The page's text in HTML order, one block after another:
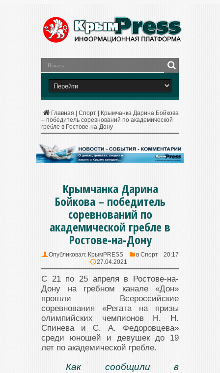
Главная Спорт
Крымчанка Дарина Бойкова
– победитель соревнований по академической
гребле в Ростове-на-Дону
Крымчанка Дарина
Бойкова – победитель
соревнований по
академической гребле в
Ростове-на-Дону
Опубликовал: КрымPRESS в Спорт
20:17
27.04.2021
С 21 по 25 апреля в Ростове-на-
Дону на гребном канале «Дон»
прошли Всероссийские
соревнования «Регата на призы
олимпийских чемпионов Н. Н.
Спинева и С. А. Федоровцева»
среди юношей и девушек до 19
лет по академической гребле.
Как сообщили в